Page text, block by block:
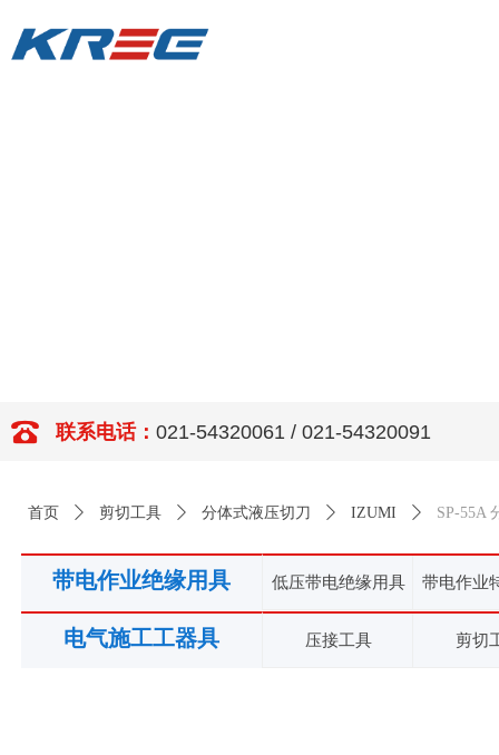
联系电话： 021-54320061 / 021-54320091
首页 ꄲ 剪切工具 ꄲ 分体式液压切刀 ꄲ IZUMI ꄲ SP-55A
电气施工工器具
带电作业绝缘用具 低压带电绝缘用具 带电作业
压接工具 剪切